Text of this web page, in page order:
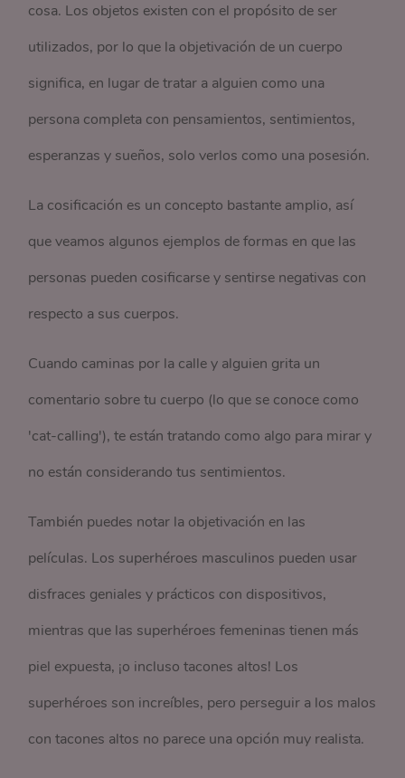
cosa. Los objetos existen con el propósito de ser
utilizados, por lo que la objetivación de un cuerpo
significa, en lugar de tratar a alguien como una
persona completa con pensamientos, sentimientos,
esperanzas y sueños, solo verlos como una posesión.
La cosificación es un concepto bastante amplio, así
que veamos algunos ejemplos de formas en que las
personas pueden cosificarse y sentirse negativas con
respecto a sus cuerpos.
Cuando caminas por la calle y alguien grita un
comentario sobre tu cuerpo (lo que se conoce como
'cat-calling'), te están tratando como algo para mirar y
no están considerando tus sentimientos.
También puedes notar la objetivación en las
películas. Los superhéroes masculinos pueden usar
disfraces geniales y prácticos con dispositivos,
mientras que las superhéroes femeninas tienen más
piel expuesta, ¡o incluso tacones altos! Los
superhéroes son increíbles, pero perseguir a los malos
con tacones altos no parece una opción muy realista.